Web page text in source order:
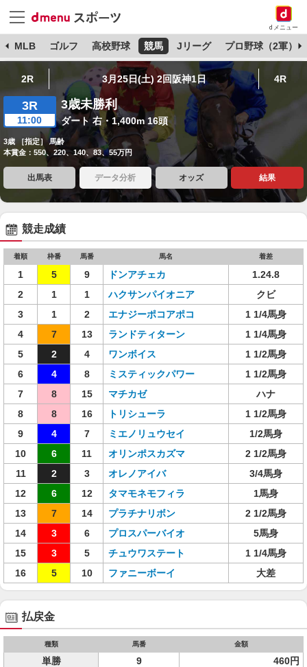
dメニュー
MLB ゴルフ 高校野球 競馬 Jリーグ プロ野球（2軍）
2R 3月25日(土) 2回阪神1日 4R
3R
11:00
3歳未勝利
ダート 右・1,400m 16頭
3歳 ［指定］ 馬齢
本賞金：550、220、140、83、55万円
出馬表 データ分析 オッズ 結果
競走成績
着順 枠番 馬番 馬名 着差
1 5 9 ドンアチェカ
1.24.8
2
1 1 ハクサンパイオニア
クビ
3
1 2 エナジーポコアポコ
1 1/4馬身
4
7 13 ランドティターン
1 1/4馬身
5
2 4 ワンボイス
1 1/2馬身
6
4 8 ミスティックパワー
1 1/2馬身
7
8 15 マチカゼ
ハナ
8
8 16 トリシューラ
1 1/2馬身
9
4 7 ミエノリュウセイ
1/2馬身
10
6 11 オリンポスカズマ
2 1/2馬身
11
2 3 オレノアイバ
3/4馬身
12
6 12 タマモネモフィラ
1馬身
13
7 14 プラチナリボン
2 1/2馬身
14
3 6 プロスパーバイオ
5馬身
15
3 5 チュウワステート
1 1/4馬身
16
5 10 ファニーボーイ 大差
払戻金
種類 馬番 金額
単勝 9 460円